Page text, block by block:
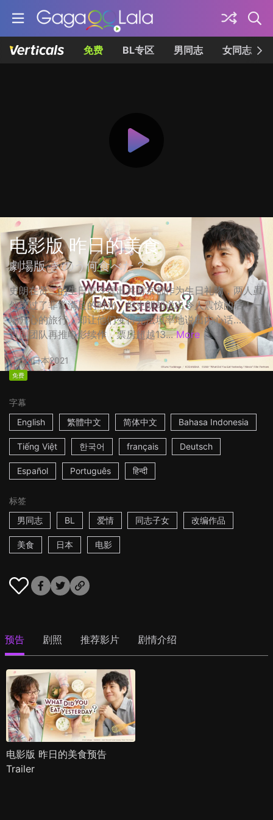
免费 BL专区 男同志 女同志
电影版 昨日的美食
劇場版 きのう何食べた？
史朗在贤二的生日前夕提出共游京都作为生日礼物，两人虽
然度过了非常满足的时光，但史朗却说出令人震惊的话！一
场开心的旅行，却让他们变得无法坦率地说出内心话…… ☆
日剧团队再推电影续作，票房超越13... More
2h日本2021
免费
字幕
English
繁體中文 简体中文 Bahasa Indonesia
Tiếng Việt 한국어 français Deutsch
Español Português हिन्दी
标签
男同志
BL 爱情 同志子女 改编作品
美食 日本 电影
预告 剧照 推荐影片 剧情介绍
电影版 昨日的美食预告
Trailer